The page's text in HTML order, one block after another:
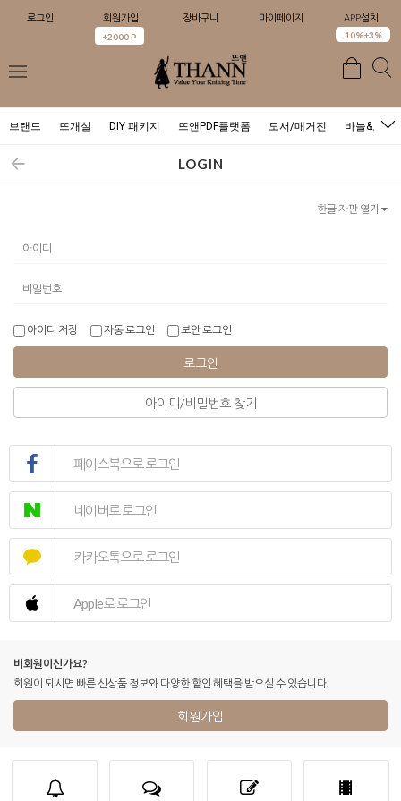
로그인 회원가입
+2000 P
장바구니 마이페이지 APP설치
10%+3%
브랜드 뜨개실 DIY 패키지 뜨앤PDF플랫폼 도서/매거진 바늘&도구
LOGIN
한글 자판 열기
아이디 저장 자동 로그인 보안 로그인
로그인
아이디/비밀번호 찾기
페이스북으로 로그인
네이버로 로그인
카카오톡으로 로그인
Apple로 로그인
비회원이신가요?
회원이 되시면 빠른 신상품 정보와 다양한 할인 혜택을 받으실 수 있습니다.
회원가입